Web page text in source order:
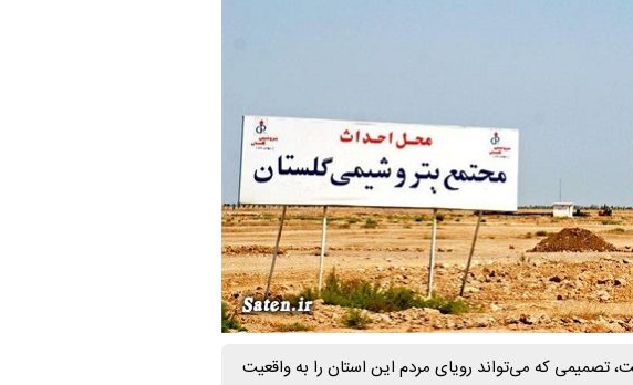
است، تصمیمی که می‌تواند رویای مردم این استان را به واقعیت